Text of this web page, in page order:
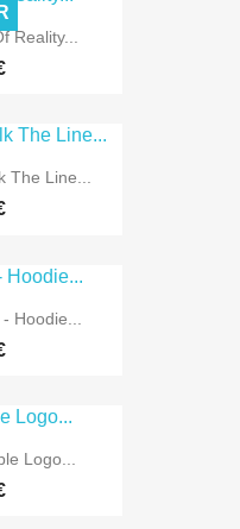
Reality...
The Line...
Hoodie...
Logo...